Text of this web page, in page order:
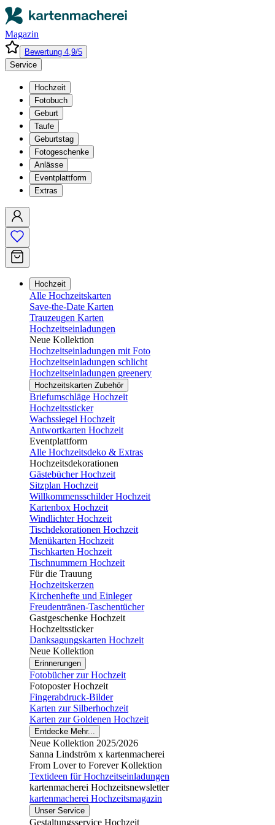
Magazin
Bewertung 4,9/5
Service
Hochzeit
Fotobuch
Geburt
Taufe
Geburtstag
Fotogeschenke
Anlässe
Eventplattform
Extras
Hochzeit
Alle Hochzeitskarten
Save-the-Date Karten
Trauzeugen Karten
Hochzeitseinladungen
Neue Kollektion
Hochzeitseinladungen mit Foto
Hochzeitseinladungen schlicht
Hochzeitseinladungen greenery
Hochzeitskarten Zubehör
Briefumschläge Hochzeit
Hochzeitssticker
Wachssiegel Hochzeit
Antwortkarten Hochzeit
Eventplattform
Alle Hochzeitsdeko & Extras
Hochzeitsdekorationen
Gästebücher Hochzeit
Sitzplan Hochzeit
Willkommensschilder Hochzeit
Kartenbox Hochzeit
Windlichter Hochzeit
Tischdekorationen Hochzeit
Menükarten Hochzeit
Tischkarten Hochzeit
Tischnummern Hochzeit
Für die Trauung
Hochzeitskerzen
Kirchenhefte und Einleger
Freudentränen-Taschentücher
Gastgeschenke Hochzeit
Hochzeitssticker
Danksagungskarten Hochzeit
Neue Kollektion
Erinnerungen
Fotobücher zur Hochzeit
Fotoposter Hochzeit
Fingerabdruck-Bilder
Karten zur Silberhochzeit
Karten zur Goldenen Hochzeit
Entdecke Mehr...
Neue Kollektion 2025/2026
Sanna Lindström x kartenmacherei
From Lover to Forever Kollektion
Textideen für Hochzeitseinladungen
kartenmacherei Hochzeitsnewsletter
kartenmacherei Hochzeitsmagazin
Unser Service
Gestaltungsservice Hochzeit